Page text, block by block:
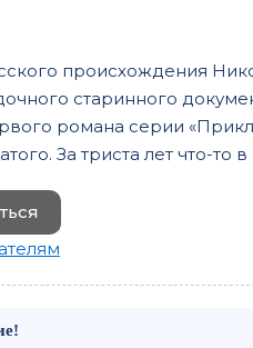
происхождения
старинного
романа серии
За триста лет что-